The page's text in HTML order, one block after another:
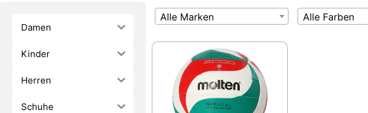
Damen
Kinder
Herren
Schuhe
Alle Marken Alle Farben